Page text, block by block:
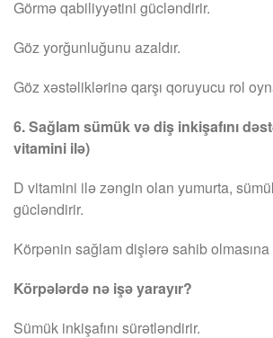
Görmə qabiliyyətini gücləndirir.
Göz yorğunluğunu azaldır.
Göz xəstəliklərinə qarşı qoruyucu rol
6. Sağlam sümük və diş inkişafını
vitamini ilə)
D vitamini ilə zəngin olan yumurta,
gücləndirir.
Körpənin sağlam dişlərə sahib
Körpələrdə nə işə yarayır?
Sümük inkişafını sürətləndirir.